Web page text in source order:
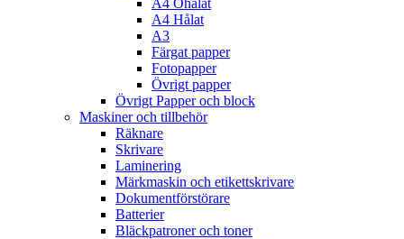
A4 Ohålat
A4 Hålat
A3
Färgat papper
Fotopapper
Övrigt papper
Övrigt Papper och block
Maskiner och tillbehör
Räknare
Skrivare
Laminering
Märkmaskin och etikettskrivare
Dokumentförstörare
Batterier
Bläckpatroner och toner